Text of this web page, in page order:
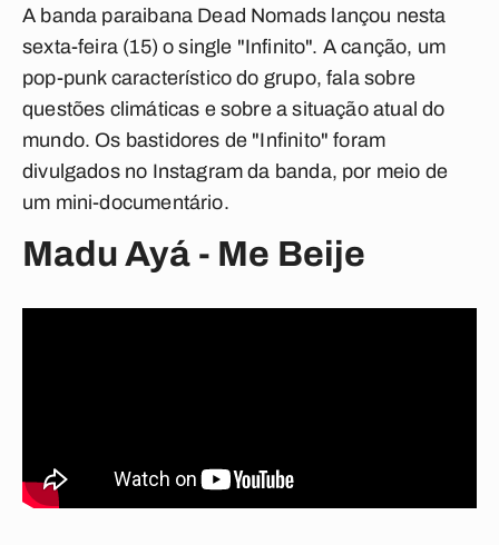
A banda paraibana Dead Nomads lançou nesta
sexta-feira (15) o single "Infinito". A canção, um
pop-punk característico do grupo, fala sobre
questões climáticas e sobre a situação atual do
mundo. Os bastidores de "Infinito" foram
divulgados no Instagram da banda, por meio de
um mini-documentário.
Madu Ayá - Me Beije